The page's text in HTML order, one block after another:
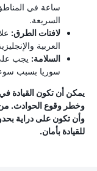
السريعة.
لافتات الطرق:
العربية
السلامة: يجب
سوريا بسبب
يمكن أن تكون القيادة
وخطر وقوع الحوادث. من
وأن تكون على دراية
للقيادة بأمان.